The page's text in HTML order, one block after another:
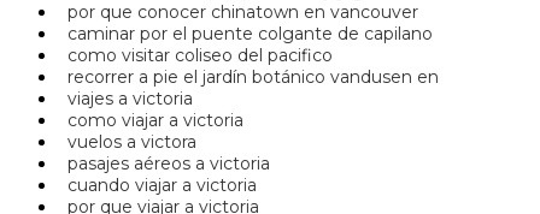
por que conocer chinatown en vancouver
caminar por el puente colgante de capilano
como visitar coliseo del pacifico
recorrer a pie el jardín botánico vandusen en
viajes a victoria
como viajar a victoria
vuelos a victora
pasajes aéreos a victoria
cuando viajar a victoria
por que viajar a victoria